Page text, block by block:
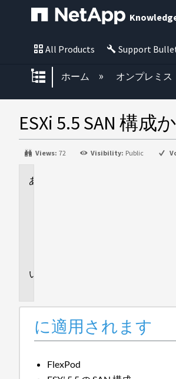
All Products Support
グローバル階層を
ホーム オンプレミス
ESXi 5.5 SAN 構
Views: 72 Visibility: Public
に適用されます
FlexPod